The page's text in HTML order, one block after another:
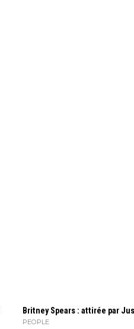
Britney Spears : attirée par
PEOPLE